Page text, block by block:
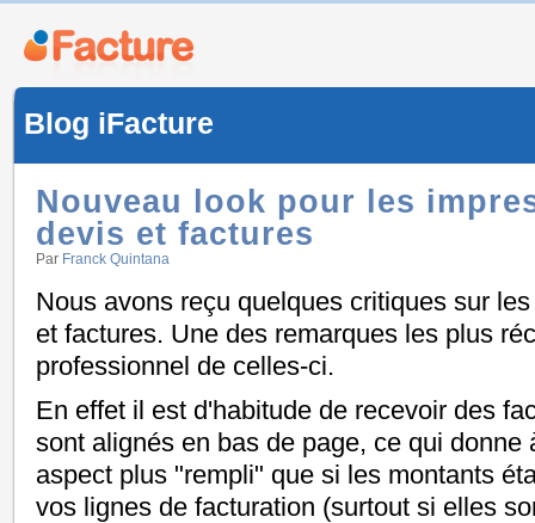
Blog iFacture
Nouveau look pour les
devis et factures
Par Franck Quintana
Nous avons reçu quelques critiques sur
et factures. Une des remarques les plus
professionnel de celles-ci.
En effet il est d'habitude de recevoir des
sont alignés en bas de page, ce qui donne
aspect plus "rempli" que si les montants
vos lignes de facturation (surtout si elles